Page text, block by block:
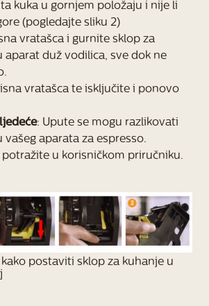
kuka u gornjem položaju i nije li
(pogledajte sliku 2)
vratašca i gurnite sklop za
aparat duž vodilica, sve dok ne
vratašca te isključite i ponovo
: Upute se mogu razlikovati
aparata za espresso.
u korisničkom priručniku.
postaviti sklop za kuhanje u